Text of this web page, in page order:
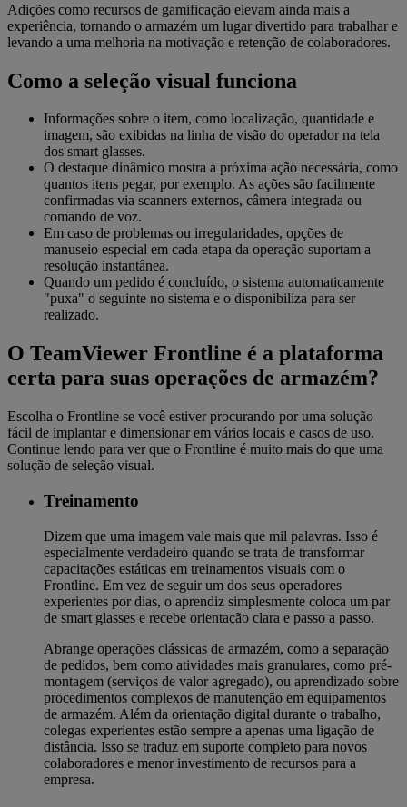
Adições como recursos de gamificação elevam ainda mais a
experiência, tornando o armazém um lugar divertido para trabalhar e
levando a uma melhoria na motivação e retenção de colaboradores.
Como a seleção visual funciona
Informações sobre o item, como localização, quantidade e
imagem, são exibidas na linha de visão do operador na tela
dos smart glasses.
O destaque dinâmico mostra a próxima ação necessária, como
quantos itens pegar, por exemplo. As ações são facilmente
confirmadas via scanners externos, câmera integrada ou
comando de voz.
Em caso de problemas ou irregularidades, opções de
manuseio especial em cada etapa da operação suportam a
resolução instantânea.
Quando um pedido é concluído, o sistema automaticamente
"puxa" o seguinte no sistema e o disponibiliza para ser
realizado.
O TeamViewer Frontline é a plataforma
certa para suas operações de armazém?
Escolha o Frontline se você estiver procurando por uma solução
fácil de implantar e dimensionar em vários locais e casos de uso.
Continue lendo para ver que o Frontline é muito mais do que uma
solução de seleção visual.
Treinamento
Dizem que uma imagem vale mais que mil palavras. Isso é
especialmente verdadeiro quando se trata de transformar
capacitações estáticas em treinamentos visuais com o
Frontline. Em vez de seguir um dos seus operadores
experientes por dias, o aprendiz simplesmente coloca um par
de smart glasses e recebe orientação clara e passo a passo.
Abrange operações clássicas de armazém, como a separação
de pedidos, bem como atividades mais granulares, como pré-
montagem (serviços de valor agregado), ou aprendizado sobre
procedimentos complexos de manutenção em equipamentos
de armazém. Além da orientação digital durante o trabalho,
colegas experientes estão sempre a apenas uma ligação de
distância. Isso se traduz em suporte completo para novos
colaboradores e menor investimento de recursos para a
empresa.